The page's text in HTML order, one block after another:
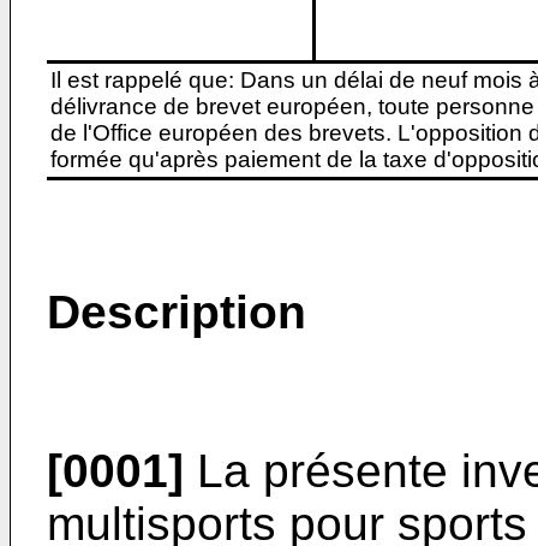
Il est rappelé que: Dans un délai de neuf
délivrance de brevet européen, toute
de l'Office européen des brevets. L'opposition
formée qu'après paiement de la taxe
Description
[0001] La présente
multisports pour